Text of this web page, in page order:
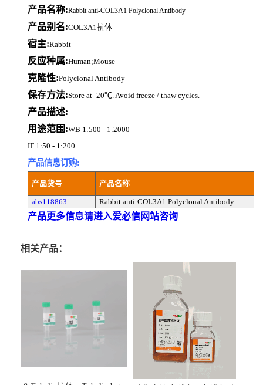
产品名称:Rabbit anti-COL3A1 Polyclonal Antibody
产品别名:COL3A1抗体
宿主:Rabbit
反应种属:Human;Mouse
克隆性:Polyclonal Antibody
保存方法:Store at -20℃. Avoid freeze / thaw cycles.
产品描述:
用途范围:WB 1:500 - 1:2000
IF 1:50 - 1:200
产品信息订购:
产品货号 产品名称
abs118863 Rabbit anti-COL3A1 Polyclonal Antibody
产品更多信息请进入爱必信网站咨询
相关产品：